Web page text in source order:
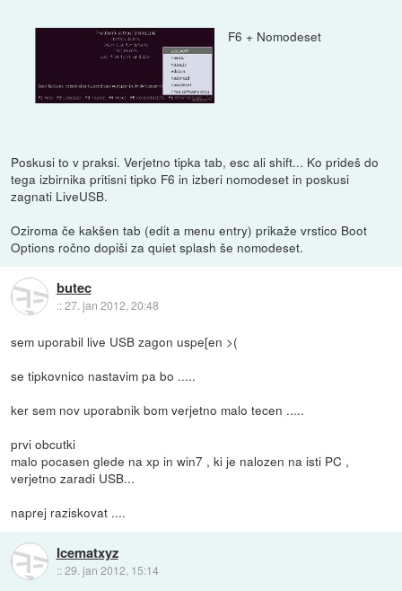
F6 + Nomodeset
Poskusi to v praksi. Verjetno tipka tab, esc ali shift... Ko prideš do
tega izbirnika pritisni tipko F6 in izberi nomodeset in poskusi
zagnati LiveUSB.
Oziroma če kakšen tab (edit a menu entry) prikaže vrstico Boot
Options ročno dopiši za quiet splash še nomodeset.
butec
::27. jan 2012, 20:48
sem uporabil live USB zagon uspe[en >(
se tipkovnico nastavim pa bo .....
ker sem nov uporabnik bom verjetno malo tecen .....
prvi obcutki
malo pocasen glede na xp in win7 , ki je nalozen na isti PC ,
verjetno zaradi USB...
naprej raziskovat ....
Icematxyz
::29. jan 2012, 15:14